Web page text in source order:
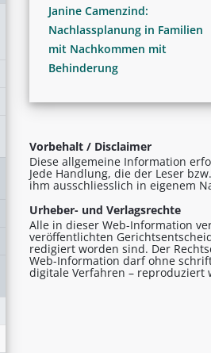
Janine Camenzind:
Nachlassplanung in Familien
mit Nachkommen mit
Behinderung
Vorbehalt / Disclaimer
Diese allgemeine Information
Jede Handlung, die der Leser
ihm ausschliesslich in eigenem
Urheber- und Verlagsrechte
Alle in dieser Web-Information
veröffentlichten
redigiert worden sind. Der
Web-Information darf ohne
digitale Verfahren – reproduziert